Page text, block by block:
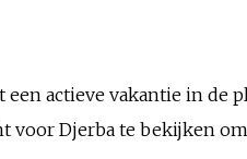
actieve vakantie in de
voor Djerba te bekijken